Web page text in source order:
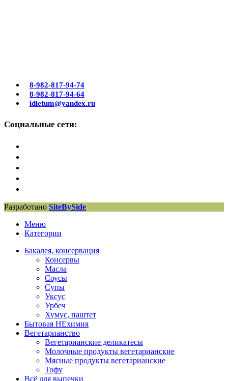
8-982-817-94-74
8-982-817-94-64
idietum@yandex.ru
Социальные сети:
Разработано SiteBySide
Меню
Категории
Бакалея, консервация
Консервы
Масла
Соусы
Супы
Уксус
Урбеч
Хумус, паштет
Бытовая НЕхимия
Вегетарианство
Вегетарианские деликатесы
Молочные продукты вегетарианские
Мясные продукты вегетарианские
Тофу
Всё для выпечки